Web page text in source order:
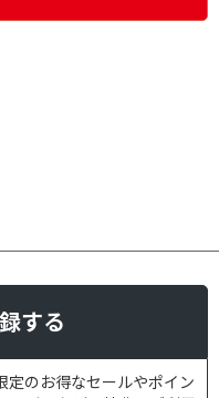
する
定のお得なセールやポイン